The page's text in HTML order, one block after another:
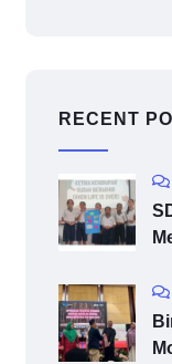
RECENT